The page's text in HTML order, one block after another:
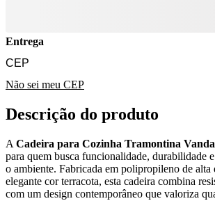
Entrega
Não sei meu CEP
Descrição do produto
A Cadeira para Cozinha Tramontina Vanda
para quem busca funcionalidade, durabilidade
o ambiente. Fabricada em polipropileno de alta
elegante cor terracota, esta cadeira combina
com um design contemporâneo que valoriza